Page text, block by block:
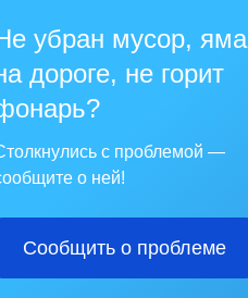
убран мусор, яма
дороге, не горит
с проблемой —
о ней!
Сообщить о проблеме